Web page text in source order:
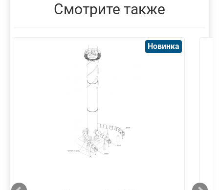
Смотрите также
Новинка